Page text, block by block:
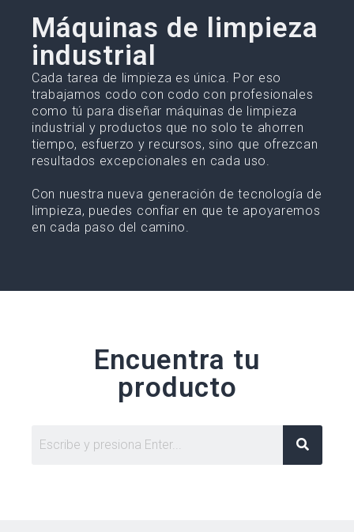
Máquinas de limpieza
industrial
Cada tarea de limpieza es única. Por eso
trabajamos codo con codo con profesionales
como tú para diseñar máquinas de limpieza
industrial y productos que no solo te ahorren
tiempo, esfuerzo y recursos, sino que ofrezcan
resultados excepcionales en cada uso.
Con nuestra nueva generación de tecnología de
limpieza, puedes confiar en que te apoyaremos
en cada paso del camino.
Encuentra tu
producto